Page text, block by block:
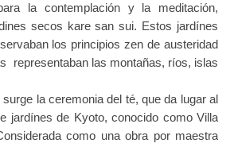
la contemplación y la meditación,
secos kare san sui. Estos jardínes
los principios zen de austeridad
representaban las montañas, ríos, islas
la ceremonia del té, que da lugar al
jardínes de Kyoto, conocido como Villa
como una obra por maestra